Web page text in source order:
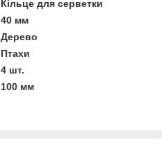
Кільце для серветки
40 мм
Дерево
Птахи
4 шт.
100 мм